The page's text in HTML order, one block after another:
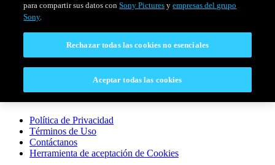
LEGAL
Política de Privacidad
Términos de Uso
Contáctanos
Herramienta de aceptación de Cookies
para compartir sus datos conSony Pictures yempresas del grupo
Sony.
Rechazar todas las cookies no esenciales
Aceptar todas las cookies